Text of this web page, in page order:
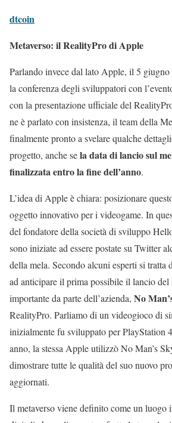
dtcoin
Metaverso: il RealityPro di Apple
Parlando invece dal lato Apple, il 5 giugno
la conferenza degli sviluppatori con
con la presentazione ufficiale del
ne è parlato con insistenza, il team della
finalmente pronto a svelare qualche
progetto, anche sela data di lancio sul
finalizzata entro la fine dell’anno.
L’idea di Apple è chiara: posizionare
oggetto innovativo per i videogame. In
del fondatore della società di sviluppo
sono iniziate ad essere postate su Twitter
della mela. Secondo alcuni esperti si tratta
ad anticipare il prima possibile il lancio del
importante da parte dell’azienda, No
RealityPro. Parliamo di un videogioco di
inizialmente fu sviluppato per PlayStation
anno, la stessa Apple utilizzò No Man’s
dimostrare tutte le qualità del suo nuovo
aggiornati.
Il metaverso viene definito come un luogo